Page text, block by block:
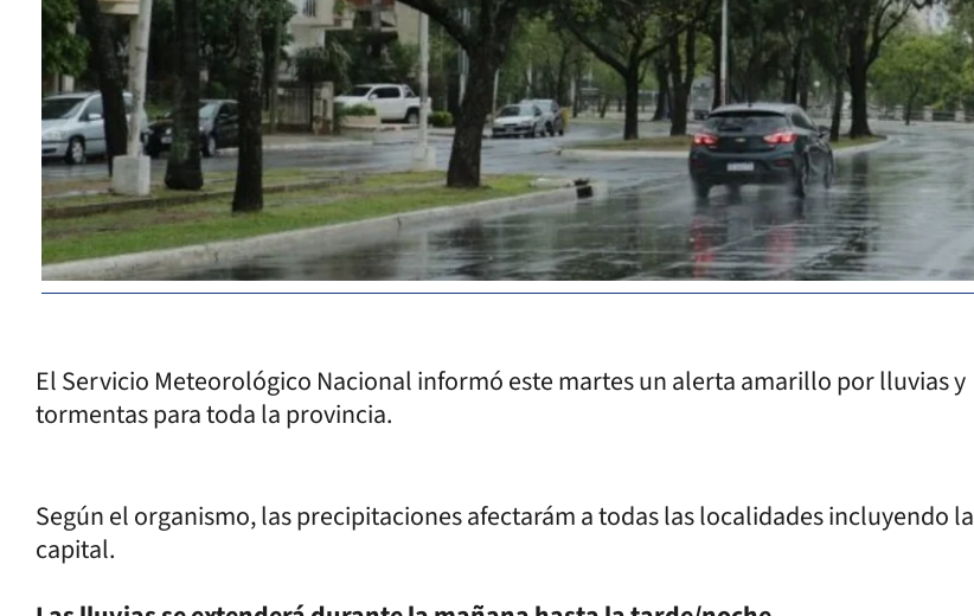
El Servicio Meteorológico Nacional informó este martes un alerta amarillo por lluvias y
tormentas para toda la provincia.
Según el organismo, las precipitaciones afectarám a todas las localidades incluyendo la
capital.